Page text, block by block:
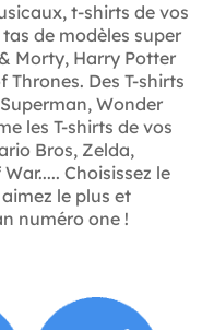
t-shirts de vos
de modèles super
Morty, Harry Potter
Thrones. Des T-shirts
Wonder
les T-shirts de vos
Bros, Zelda,
Choisissez le
le plus et
numéro one !